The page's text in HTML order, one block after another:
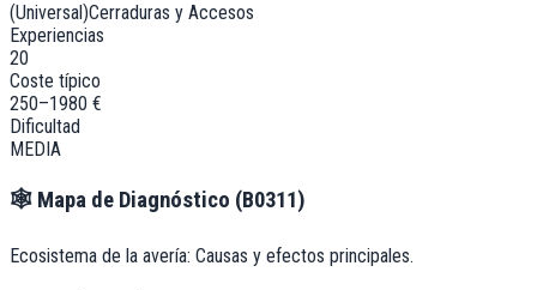
(Universal)Cerraduras y Accesos
Experiencias
20
Coste típico
250–1980 €
Dificultad
MEDIA
🕸️ Mapa de Diagnóstico (B0311)
Ecosistema de la avería: Causas y efectos principales.